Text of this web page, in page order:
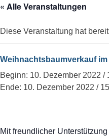
content
« Alle Veranstaltungen
Diese Veranstaltung hat
Weihnachtsbaumverkauf im
Beginn: 10. Dezember 2022 /
Ende: 10. Dezember 2022 /
Mit freundlicher